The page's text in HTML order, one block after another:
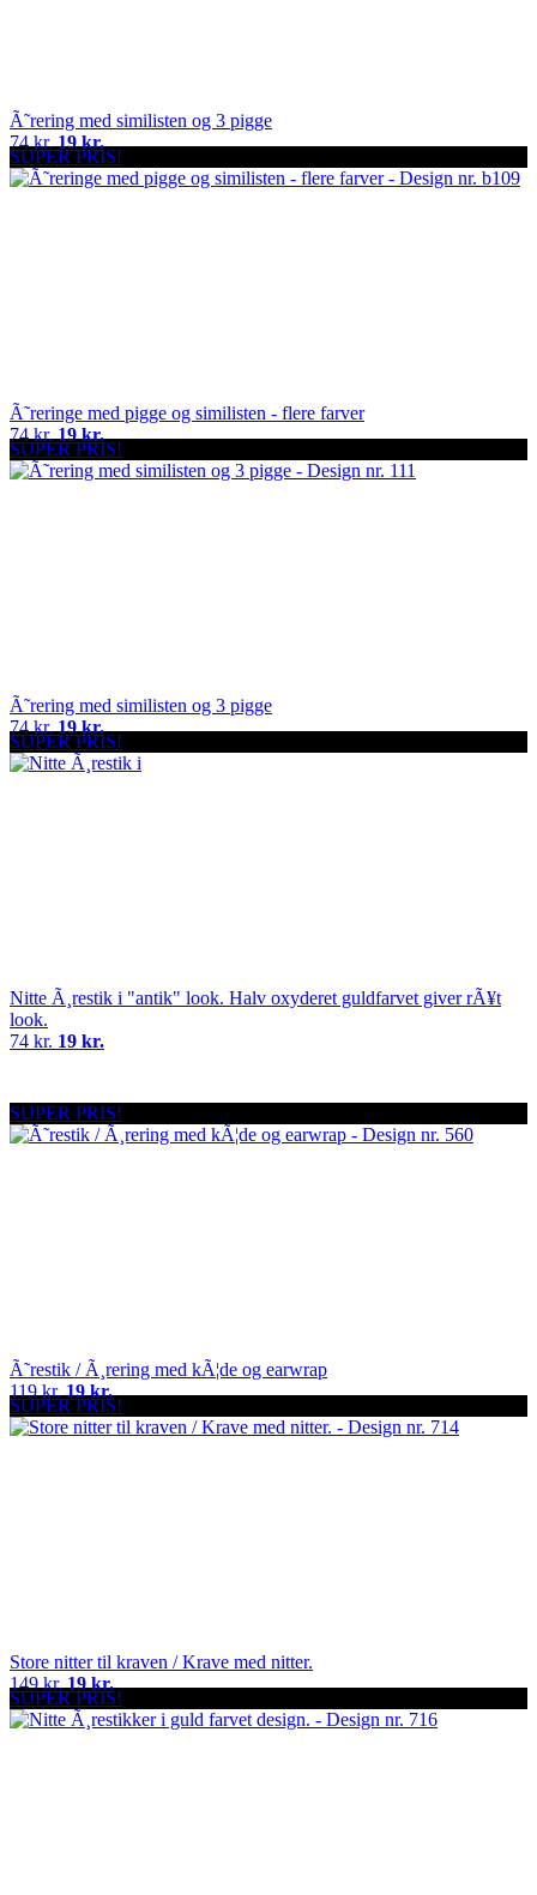
Ã˜rering med similisten og 3 pigge
74 kr. 19 kr.
SUPER PRIS!
Ã˜reringe med pigge og similisten - flere farver
74 kr. 19 kr.
SUPER PRIS!
Ã˜rering med similisten og 3 pigge
74 kr. 19 kr.
SUPER PRIS!
Nitte Ã¸restik i "antik" look. Halv oxyderet guldfarvet giver rÃ¥t
look.
74 kr. 19 kr.
SUPER PRIS!
Ã˜restik / Ã¸rering med kÃ¦de og earwrap
119 kr. 19 kr.
SUPER PRIS!
Store nitter til kraven / Krave med nitter.
149 kr. 19 kr.
SUPER PRIS!